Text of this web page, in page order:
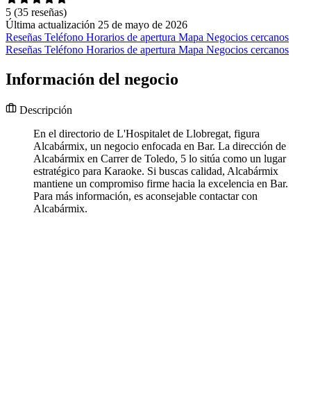
5 (35 reseñas)
Última actualización 25 de mayo de 2026
Reseñas Teléfono Horarios de apertura Mapa Negocios cercanos
Reseñas Teléfono Horarios de apertura Mapa Negocios cercanos
Información del negocio
Descripción
En el directorio de L'Hospitalet de Llobregat, figura
Alcabármix, un negocio enfocada en Bar. La dirección de
Alcabármix en Carrer de Toledo, 5 lo sitúa como un lugar
estratégico para Karaoke. Si buscas calidad, Alcabármix
mantiene un compromiso firme hacia la excelencia en Bar.
Para más información, es aconsejable contactar con
Alcabármix.